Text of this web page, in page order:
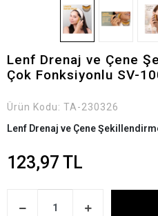
Lenf Drenaj ve Çene
Çok Fonksiyonlu SV-
Ürün Kodu: TA-230326
Lenf Drenaj ve Çene
123,97 TL